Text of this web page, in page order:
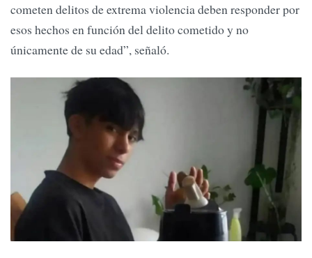
cometen delitos de extrema violencia deben responder por
esos hechos en función del delito cometido y no
únicamente de su edad”, señaló.